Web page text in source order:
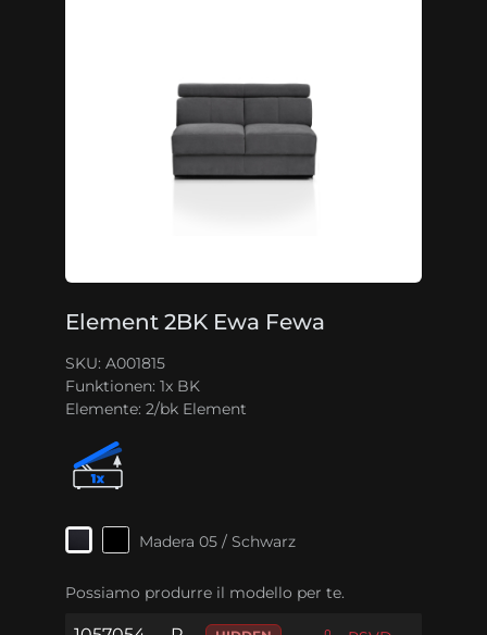
Element 2BK Ewa Fewa
SKU: A001815
Funktionen: 1x BK
Elemente: 2/bk Element
Madera 05 / Schwarz
Possiamo produrre il modello per te.